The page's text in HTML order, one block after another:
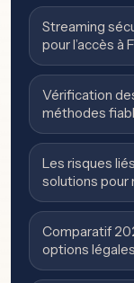
Streaming
pour l’accès à
Vérification
méthodes
Les risques
solutions pour
Comparatif
options